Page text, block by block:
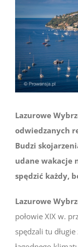
Lazurowe
odwiedzanych
Budzi
udane wakacje
spędzić każdy,
Lazurowe
połowie XIX w.
spędzali tu